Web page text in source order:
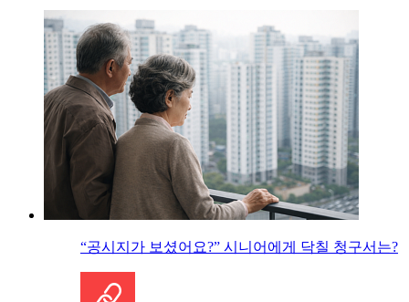
“공시지가 보셨어요?” 시니어에게 닥칠 청구서는?